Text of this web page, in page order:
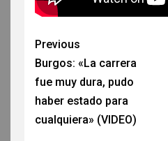
Previous
Burgos: «La carrera
fue muy dura, pudo
haber estado para
cualquiera» (VIDEO)